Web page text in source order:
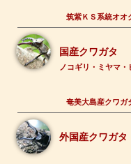
筑紫ＫＳ系統オオ
国産クワガタ
ノコギリ・ミヤマ・
奄美大島産クワガ
外国産クワガタ